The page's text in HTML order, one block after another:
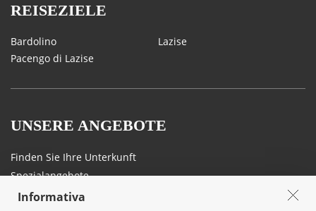
REISEZIELE
Bardolino
Lazise
Pacengo di Lazise
UNSERE ANGEBOTE
Finden Sie Ihre Unterkunft
Spezialangebote
Informativa